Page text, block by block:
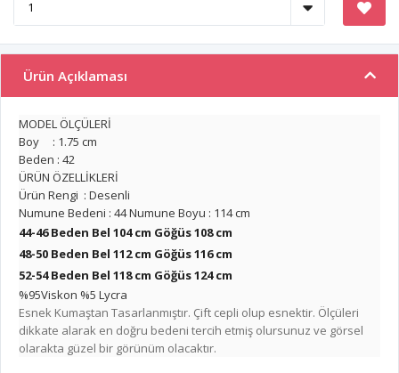
Ürün Açıklaması
MODEL ÖLÇÜLERİ
Boy : 1.75 cm
Beden : 42
ÜRÜN ÖZELLİKLERİ
Ürün Rengi : Desenli
Numune Bedeni : 44 Numune Boyu : 114 cm
44-46 Beden Bel 104 cm Göğüs 108 cm
48-50 Beden Bel 112 cm Göğüs 116 cm
52-54 Beden Bel 118 cm Göğüs 124 cm
%95Viskon %5 Lycra
Esnek Kumaştan Tasarlanmıştır. Çift cepli olup esnektir. Ölçüleri
dikkate alarak en doğru bedeni tercih etmiş olursunuz ve görsel
olarakta güzel bir görünüm olacaktır.